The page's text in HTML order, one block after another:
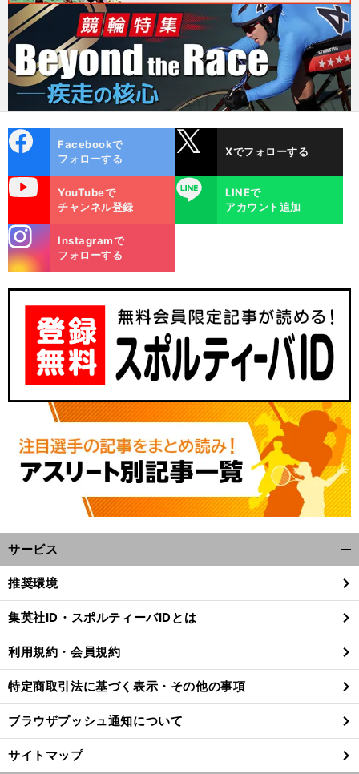
ok
Facebookで
フォローする
Xでフォローする
YouTubeで
チャンネル登録
LINE
LINEで
アカウント追加
m
Instagramで
フォローする
サービス
閉
る
推奨環境
集英社ID・スポルティーバIDとは
利用規約・会員規約
特定商取引法に基づく表示・その他の事項
ブラウザプッシュ通知について
サイトマップ